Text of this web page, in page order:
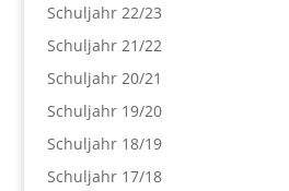
Schuljahr 22/23
Schuljahr 21/22
Schuljahr 20/21
Schuljahr 19/20
Schuljahr 18/19
Schuljahr 17/18